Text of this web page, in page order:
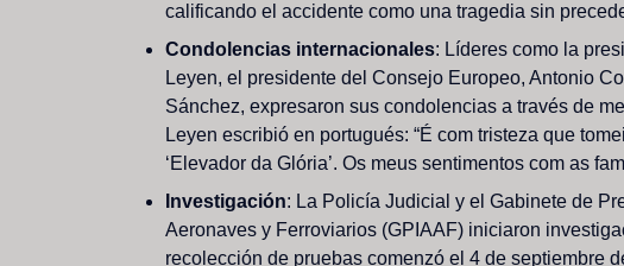
calificando el accidente como una tragedia sin
Condolencias internacionales: Líderes como la
Leyen, el presidente del Consejo Europeo, Antonio
Sánchez, expresaron sus condolencias a través de
Leyen escribió en portugués: “É com tristeza que tomei
‘Elevador da Glória’. Os meus sentimentos com as
nvestigación: La Policía Judicial y el Gabinete de
Aeronaves y Ferroviarios (GPIAAF) iniciaron
recolección de pruebas comenzó el 4 de septiembre